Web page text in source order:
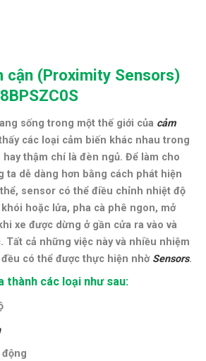
cận (Proximity Sensors)
sống trong một thế giới của cảm
các loại cảm biến khác nhau trong
thậm chí là đèn ngủ. Để làm cho
ta dễ dàng hơn bằng cách phát hiện
sensor có thể điều chỉnh nhiệt độ
hoặc lửa, pha cà phê ngon, mở
xe được dừng ở gần cửa ra vào và
Tất cả những việc này và nhiều nhiệm
có thể được thực hiện nhờ Sensors.
thành các loại như sau:
động